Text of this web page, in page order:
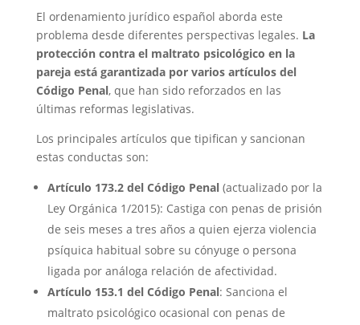
El ordenamiento jurídico español aborda este
problema desde diferentes perspectivas legales. La
protección contra el maltrato psicológico en la
pareja está garantizada por varios artículos del
Código Penal, que han sido reforzados en las
últimas reformas legislativas.
Los principales artículos que tipifican y sancionan
estas conductas son:
Artículo 173.2 del Código Penal(actualizado por la
Ley Orgánica 1/2015): Castiga con penas de prisión
de seis meses a tres años a quien ejerza violencia
psíquica habitual sobre su cónyuge o persona
ligada por análoga relación de afectividad.
Artículo 153.1 del Código Penal: Sanciona el
maltrato psicológico ocasional con penas de